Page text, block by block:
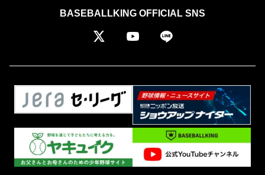
BASEBALLKING OFFICIAL SNS